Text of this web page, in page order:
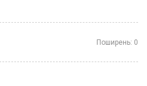
Поширень: 0